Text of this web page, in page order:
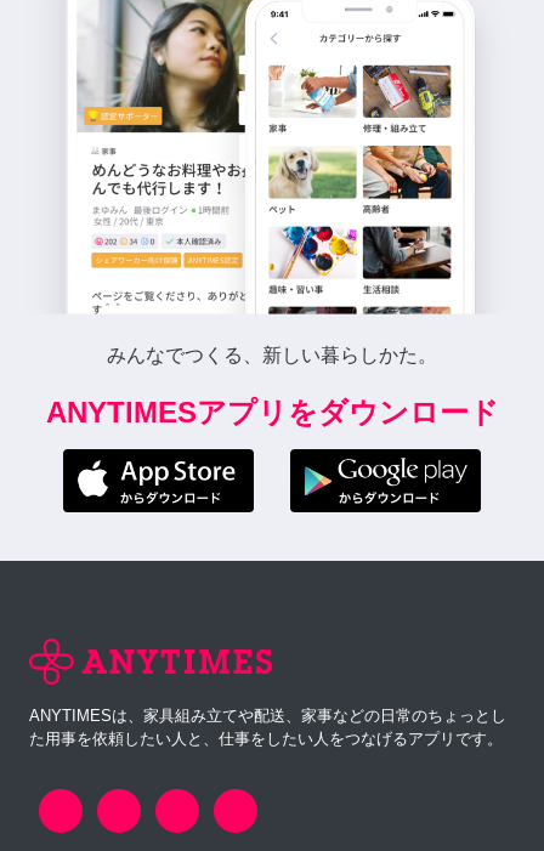
みんなでつくる、新しい暮らしかた。
ANYTIMESアプリをダウンロード
ANYTIMESは、家具組み立てや配送、家事などの日常のちょっとし
た用事を依頼したい人と、仕事をしたい人をつなげるアプリです。